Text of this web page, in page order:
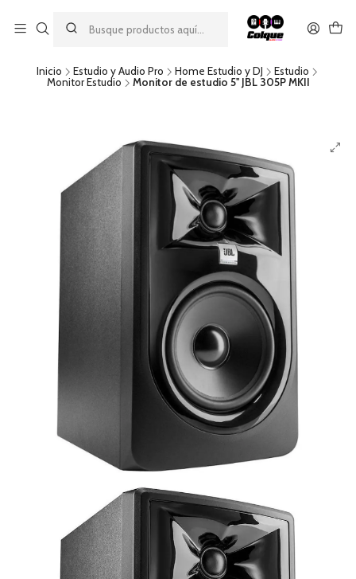
descuento por pago con transferencia bancaria
por una compra mínima de $49.990. Este descuento no es
acumulable a otras promociones ni aplicable a gastos de envío.
Inicio Estudio y Audio Pro Home Estudio y DJ
Estudio
Monitor Estudio
Monitor de estudio 5'' JBL 305P MKII